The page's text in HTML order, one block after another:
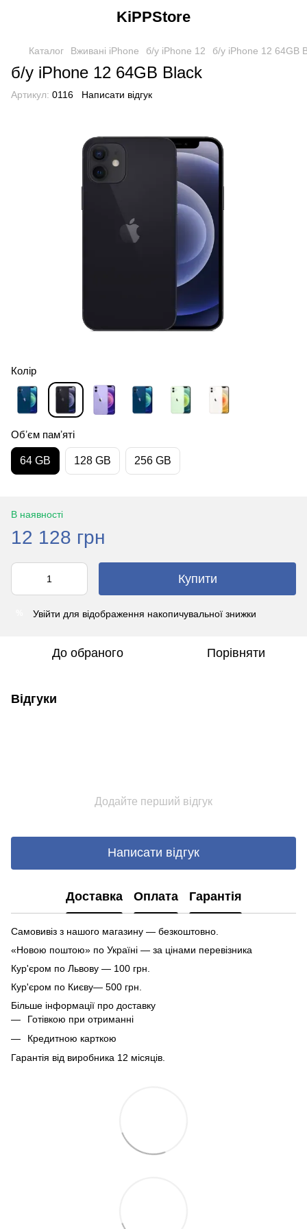
KiPPStore
Каталог Вживані iPhone б/у iPhone 12 б/у iPhone 12 64GB
б/у iPhone 12 64GB Black
Артикул: 0116 Написати відгук
Колір
Обʼєм памʼяті
64 GB 128 GB 256 GB
В наявності
12 128 грн
Купити
Увійти для відображення накопичувальної знижки
До обраного Порівняти
Відгуки
Додайте перший відгук
Написати відгук
Доставка Оплата Гарантія
Самовивіз з нашого магазину — безкоштовно.
«Новою поштою» по Україні — за цінами перевізника
Кур'єром по Львову — 100 грн.
Кур'єром по Києву— 500 грн.
Більше інформації про доставку
Готівкою при отриманні
Кредитною карткою
Гарантія від виробника 12 місяців.